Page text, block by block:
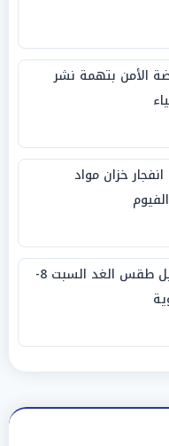
بتهمة نشر
خزان مواد
«الأرصاد» تعلن تفاصيل طقس الغد السبت 8-